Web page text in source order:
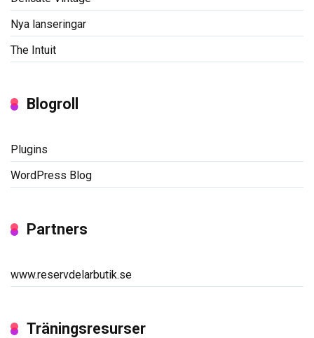
Nya lanseringar
The Intuit
Blogroll
Plugins
WordPress Blog
Partners
www.reservdelarbutik.se
Träningsresurser